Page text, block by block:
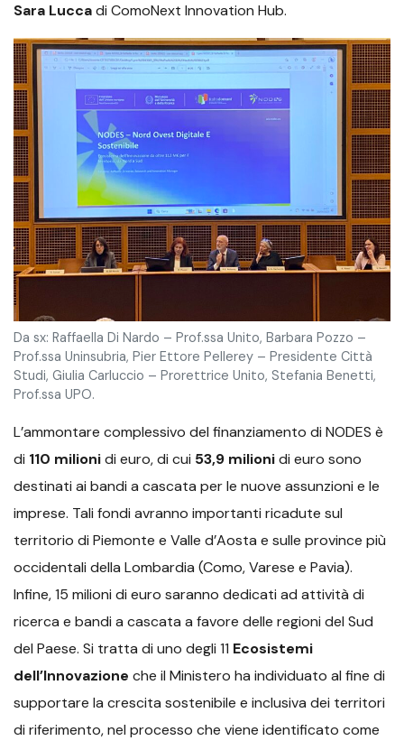
Sara Luccadi ComoNext Innovation Hub.
Da sx: Raffaella Di Nardo – Prof.ssa Unito, Barbara Pozzo –
Prof.ssa Uninsubria, Pier Ettore Pellerey – Presidente Città
Studi, Giulia Carluccio – Prorettrice Unito, Stefania Benetti,
Prof.ssa UPO.
L’ammontare complessivo del finanziamento di NODES è
di 110 milionidi euro, di cui 53,9 milionidi euro sono
destinati ai bandi a cascata per le nuove assunzioni e le
imprese. Tali fondi avranno importanti ricadute sul
territorio di Piemonte e Valle d’Aosta e sulle province più
occidentali della Lombardia (Como, Varese e Pavia).
Infine, 15 milioni di euro saranno dedicati ad attività di
ricerca e bandi a cascata a favore delle regioni del Sud
del Paese. Si tratta di uno degli 11 Ecosistemi
dell’Innovazione che il Ministero ha individuato al fine di
supportare la crescita sostenibile e inclusiva dei territori
di riferimento, nel processo che viene identificato come